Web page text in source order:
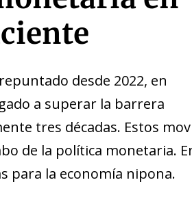
desde 2022, en
a superar la barrera
tres décadas. Estos
de la política monetaria.
para la economía nipona.